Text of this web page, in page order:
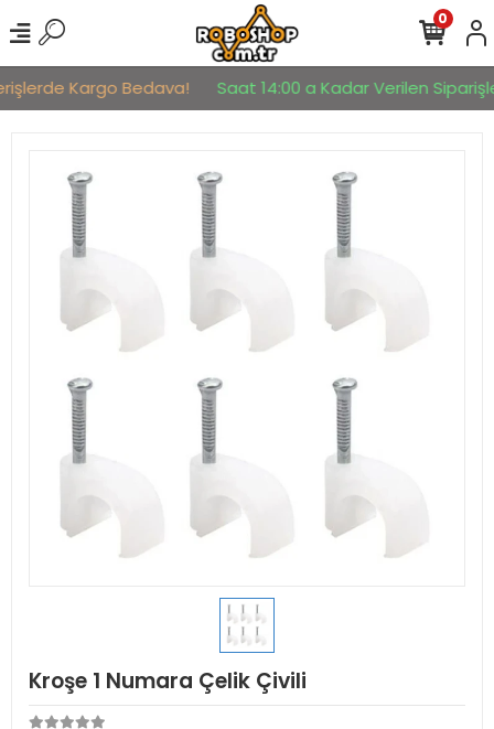
Kargo Bedava! Saat 14:00 a Kadar Verilen
0
Kroşe 1 Numara Çelik Çivili